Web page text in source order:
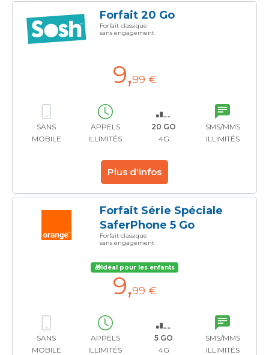
Forfait 20 Go
Forfait classique
sans engagement
9,99 €
SANS
MOBILE
APPELS
ILLIMITÉS
20 GO
4G
SMS/MMS
ILLIMITÉS
Plus d'infos
Forfait Série Spéciale
SaferPhone 5 Go
Forfait classique
sans engagement
🎁Idéal pour les enfants
9,99 €
SANS
MOBILE
APPELS
ILLIMITÉS
5 GO
4G
SMS/MMS
ILLIMITÉS